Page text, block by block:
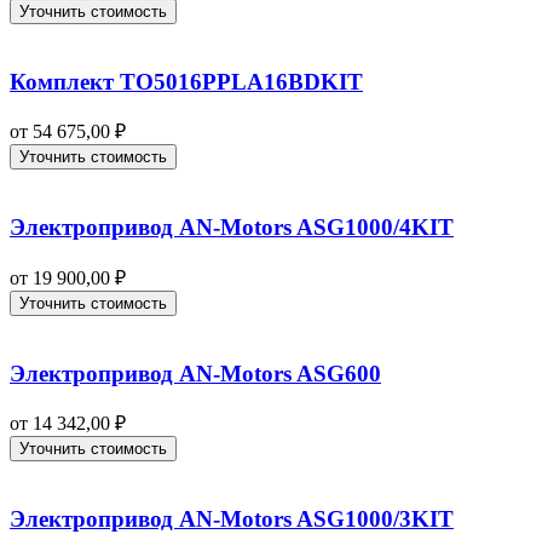
Уточнить стоимость
Комплект TO5016PPLA16BDKIT
от 54 675,00 ₽
Уточнить стоимость
Электропривод AN-Motors ASG1000/4KIT
от 19 900,00 ₽
Уточнить стоимость
Электропривод AN-Motors ASG600
от 14 342,00 ₽
Уточнить стоимость
Электропривод AN-Motors ASG1000/3KIT